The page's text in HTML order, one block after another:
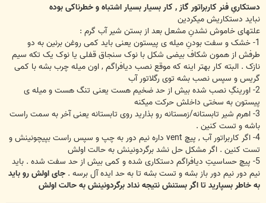
دستکاریِ فنر کاربراتور گاز , کار بسیار بسیار اشتباه و خطرناکی بوده
نباید دستکاریش میکردین
علتهای خاموش نشدنِ مشعل بعد از بستن شیر آب گرم :
1- خشک و سفت بودنِ میله ی پیستون یعنی باید کمی روغن برنین به دو
طرفش از همون شکاف بیضی شکل با نوک سنجاق قفلی یا نوک یک تکه سیم
نازک . البته کار بهتر اینه که موقع نصب دیافراگم , اون میله چرب بشه با کمی
گریس و سپس نصب بشه توی رگلاتور آب
2- اورینگِ نصب شده بیش از حد ضخیم هست یعنی تنگ هست و میله ی
پیستون به سختی داخلش حرکت میکنه
3- اهرم شیر تابستانه/زمستانه رو بذارید روی تابستانه یعنی آخر به سمت راست
باشه و تست کنین .
4- اگر کاربراتور آب , پیچ vent داره نیم دور به چپ و سپس راست بپیچونینش و
تست کنین . اگر مشکل حل نشد برگردونینش به حالت اولش
5- پیچ حساسیتِ دیافراگم دستکاری شده و کمی بیش از حد سفت شده . باید
نیم دور نیم دور باز بشه و تست بشه تا به حد ایده آل برسه . جای اولش رو باید
به خاطر بسپارید تا اگر بستنش نتیجه نداد برگردونینش به حالت اولش